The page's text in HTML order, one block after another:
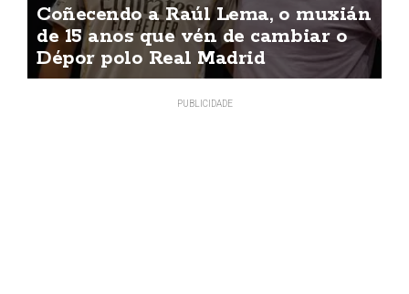
Coñecendo a Raúl Lema, o muxián
de 15 anos que vén de cambiar o
Dépor polo Real Madrid